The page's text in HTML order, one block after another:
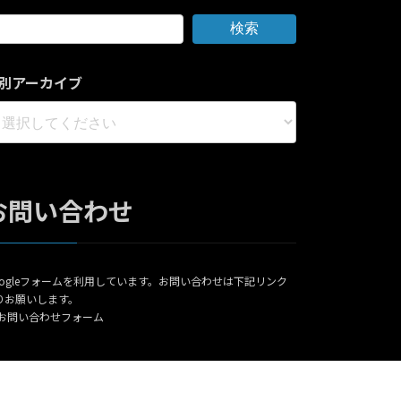
検索
アーカイブ
問い合わせ
フォームを利用しています。お問い合わせは下記リンク
お願いします。
問い合わせフォーム